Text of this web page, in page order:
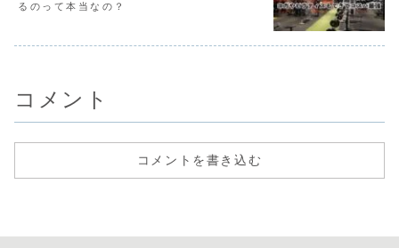
るのって本当なの？
コメント
コメントを書き込む